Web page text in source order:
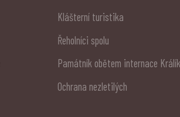
Klášterní turistika
Řeholníci spolu
Památník obětem internace
Ochrana nezletilých